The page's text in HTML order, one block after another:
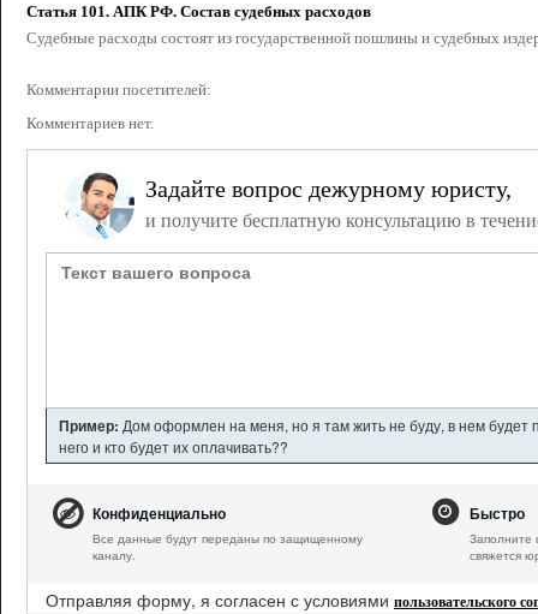
Статья 101. АПК РФ. Состав судебных расходов
Судебные расходы состоят из государственной пошлины и судебных
Комментарии посетителей:
Комментариев нет.
Задайте вопрос дежурному юристу,
и получите бесплатную консультацию в
Пример: Дом оформлен на меня, но я там жить не буду, в нем будет
него и кто будет их оплачивать??
Конфиденциально
Все данные будут переданы по защищенному
каналу.
Быстро
Заполните
свяжется
Отправляя форму, я согласен с условиями пользовательского